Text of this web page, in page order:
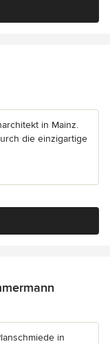
in Mainz.
die einzigartige
in